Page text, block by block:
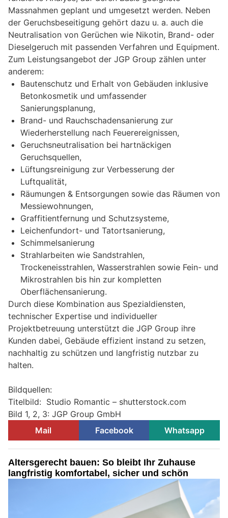
Massnahmen geplant und umgesetzt werden. Neben
der Geruchsbeseitigung gehört dazu u. a. auch die
Neutralisation von Gerüchen wie Nikotin, Brand- oder
Dieselgeruch mit passenden Verfahren und Equipment.
Zum Leistungsangebot der JGP Group zählen unter
anderem:
Bautenschutz und Erhalt von Gebäuden inklusive
Betonkosmetik und umfassender
Sanierungsplanung,
Brand- und Rauchschadensanierung zur
Wiederherstellung nach Feuerereignissen,
Geruchsneutralisation bei hartnäckigen
Geruchsquellen,
Lüftungsreinigung zur Verbesserung der
Luftqualität,
Räumungen & Entsorgungen sowie das Räumen von
Messiewohnungen,
Graffitientfernung und Schutzsysteme,
Leichenfundort- und Tatortsanierung,
Schimmelsanierung
Strahlarbeiten wie Sandstrahlen,
Trockeneisstrahlen, Wasserstrahlen sowie Fein- und
Mikrostrahlen bis hin zur kompletten
Oberflächensanierung.
Durch diese Kombination aus Spezialdiensten,
technischer Expertise und individueller
Projektbetreuung unterstützt die JGP Group ihre
Kunden dabei, Gebäude effizient instand zu setzen,
nachhaltig zu schützen und langfristig nutzbar zu
halten.
Bildquellen:
Titelbild: Studio Romantic – shutterstock.com
Bild 1, 2, 3: JGP Group GmbH
Mail
Facebook Whatsapp
Altersgerecht bauen: So bleibt Ihr Zuhause
langfristig komfortabel, sicher und schön